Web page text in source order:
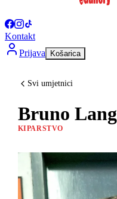
Kontakt
Prijava
Košarica
Svi umjetnici
Bruno Lang
KIPARSTVO